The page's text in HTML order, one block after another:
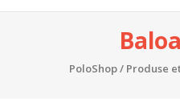
PoloShop/ Produse